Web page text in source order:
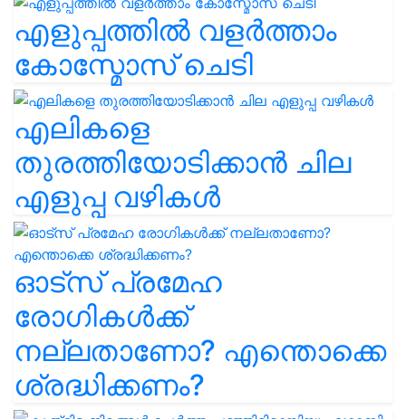
എളുപ്പത്തിൽ വളർത്താം
കോസ്മോസ് ചെടി
എലികളെ
തുരത്തിയോടിക്കാൻ ചില
എളുപ്പ വഴികൾ
ഓട്സ് പ്രമേഹ
രോഗികൾക്ക്
നല്ലതാണോ? എന്തൊക്കെ
ശ്രദ്ധിക്കണം?